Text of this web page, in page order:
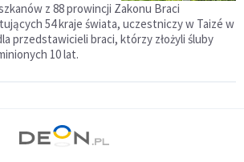
z 88 prowincji Zakonu Braci
54 kraje świata, uczestniczy w Taizé w
przedstawicieli braci, którzy złożyli śluby
10 lat.